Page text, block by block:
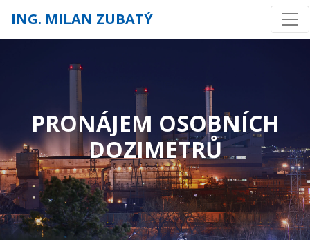
ING. MILAN ZUBATÝ
PRONÁJEM OSOBNÍCH
DOZIMETRŮ